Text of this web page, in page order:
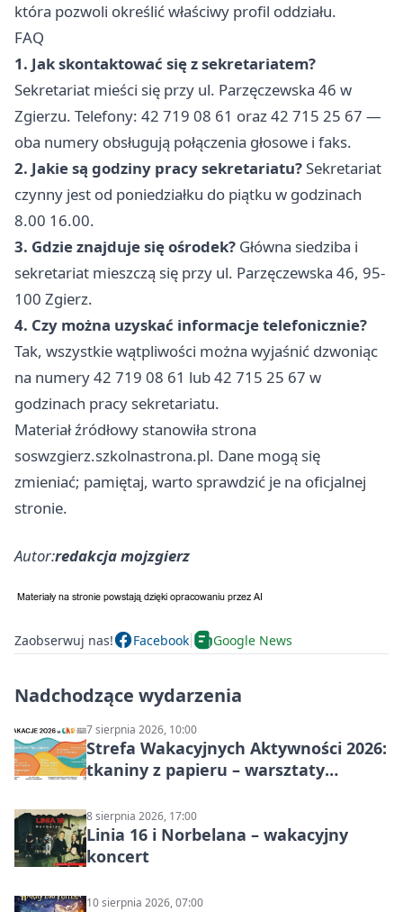
która pozwoli określić właściwy profil oddziału.
FAQ
1. Jak skontaktować się z sekretariatem?
Sekretariat mieści się przy ul. Parzęczewska 46 w
Zgierzu. Telefony: 42 719 08 61 oraz 42 715 25 67 —
oba numery obsługują połączenia głosowe i faks.
2. Jakie są godziny pracy sekretariatu?Sekretariat
czynny jest od poniedziałku do piątku w godzinach
8.00 16.00.
3. Gdzie znajduje się ośrodek? Główna siedziba i
sekretariat mieszczą się przy ul. Parzęczewska 46, 95-
100 Zgierz.
4. Czy można uzyskać informacje telefonicznie?
Tak, wszystkie wątpliwości można wyjaśnić dzwoniąc
na numery 42 719 08 61 lub 42 715 25 67 w
godzinach pracy sekretariatu.
Materiał źródłowy stanowiła strona
soswzgierz.szkolnastrona.pl. Dane mogą się
zmieniać; pamiętaj, warto sprawdzić je na oficjalnej
stronie.
Autor:redakcja mojzgierz
Zaobserwuj nas! Facebook Google News
Nadchodzące wydarzenia
7 sierpnia 2026, 10:00
Strefa Wakacyjnych Aktywności 2026:
tkaniny z papieru – warsztaty
8 sierpnia 2026, 17:00
Linia 16 i Norbelana – wakacyjny
koncert
10 sierpnia 2026, 07:00